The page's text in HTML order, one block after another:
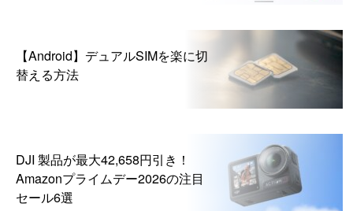
【Android】デュアルSIMを楽に切
替える方法
DJI 製品が最大42,658円引き！
Amazonプライムデー2026の注目
セール6選